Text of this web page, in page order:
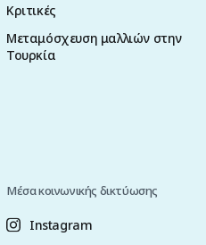
Κριτικές
Μεταμόσχευση μαλλιών στην
Τουρκία
Μέσα κοινωνικής δικτύωσης
Instagram